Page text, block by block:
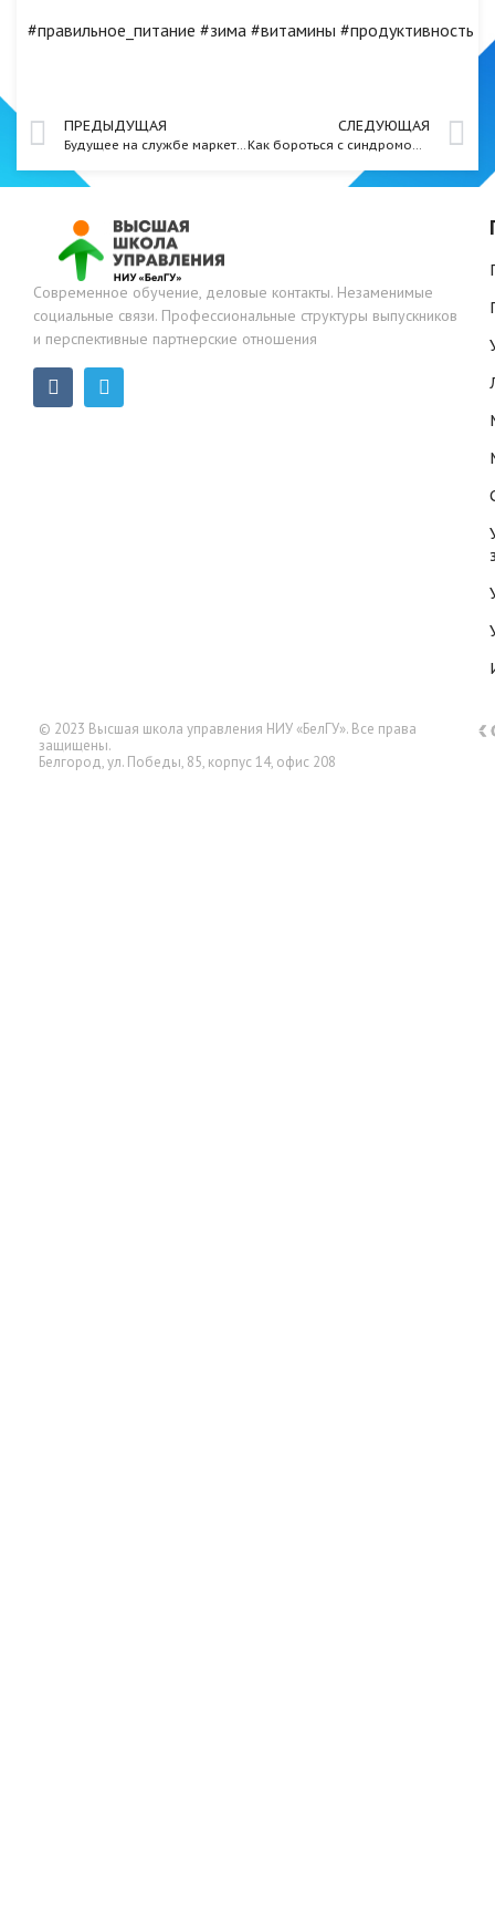
#правильное_питание #зима #витамины #продуктивность
ПРЕДЫДУЩАЯ
Будущее на службе маркетологов
СЛЕДУЮЩАЯ
Как бороться с синдромом самозванца?
Современное обучение, деловые контакты. Незаменимые
социальные связи. Профессиональные структуры выпускников
и перспективные партнерские отношения
© 2023 Высшая школа управления НИУ «БелГУ». Все права
защищены.
Белгород, ул. Победы, 85, корпус 14, офис 208